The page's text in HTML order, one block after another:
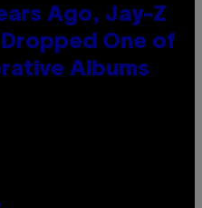
Ago, Jay-Z
One of
Albums